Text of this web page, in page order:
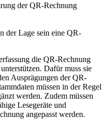
der QR-Rechnung
der Lage sein eine QR-
die QR-Rechnung
Dafür muss sie
Ausprägungen der QR-
müssen in der Regel
werden. Zudem müssen
Lesegeräte und
angepasst werden.